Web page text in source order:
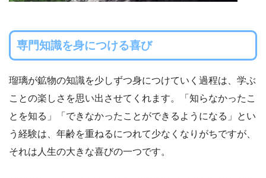
専門知識を身につける喜び
瑠璃が鉱物の知識を少しずつ身につけていく過程は、学ぶ
ことの楽しさを思い出させてくれます。「知らなかったこ
とを知る」「できなかったことができるようになる」とい
う経験は、年齢を重ねるにつれて少なくなりがちですが、
それは人生の大きな喜びの一つです。